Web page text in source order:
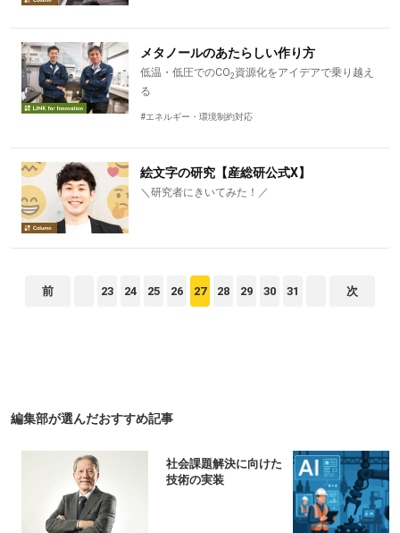
メタノールのあたらしい作り方
低温・低圧でのCO2 資源化をアイデアで乗り越え
る
#エネルギー・環境制約対応
絵文字の研究【産総研公式X】
＼研究者にきいてみた！／
前 23 24 25 26 27 28 29 30 31 次
編集部が選んだおすすめ記事
話題の〇〇を解説 マ
テリアルDXとは？